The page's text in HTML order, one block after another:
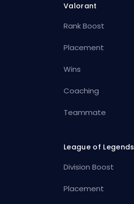
Valorant
Rank Boost
Placement
Wins
Coaching
Teammate
League of Legends
Division Boost
Placement